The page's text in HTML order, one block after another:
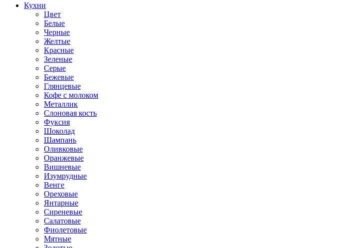
Кухни
Цвет
Белые
Черные
Желтые
Красные
Зеленые
Серые
Бежевые
Глянцевые
Кофе с молоком
Металлик
Слоновая кость
Фуксия
Шоколад
Шампань
Оливковые
Оранжевые
Вишневые
Изумрудные
Венге
Ореховые
Янтарные
Сиреневые
Салатовые
Фиолетовые
Мятные